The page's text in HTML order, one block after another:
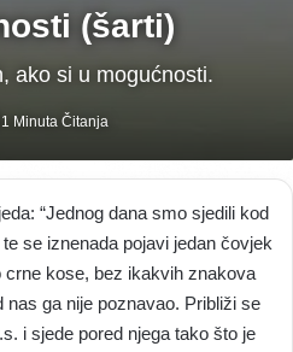
(šarti)
ako si u mogućnosti.
1 Minuta Čitanja
“Jednog dana smo sjedili kod
se iznenada pojavi jedan čovjek
crne kose, bez ikakvih znakova
nas ga nije poznavao. Približi se
i sjede pored njega tako što je